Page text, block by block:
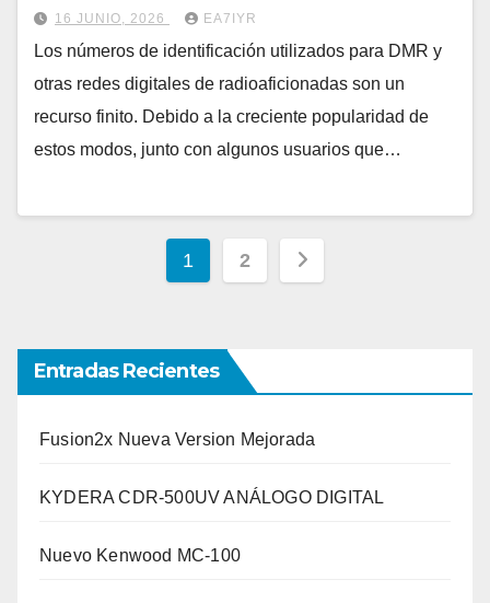
16 JUNIO, 2026 EA7IYR
Los números de identificación utilizados para DMR y
otras redes digitales de radioaficionadas son un
recurso finito. Debido a la creciente popularidad de
estos modos, junto con algunos usuarios que…
Paginación
entradas
1 2
Entradas Recientes
Fusion2x Nueva Version Mejorada
KYDERA CDR-500UV ANÁLOGO DIGITAL
Nuevo Kenwood MC-100